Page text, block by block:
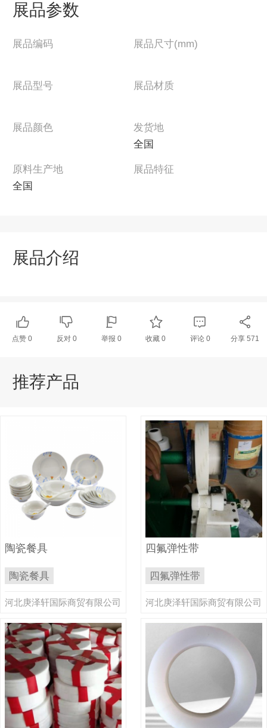
展品参数
展品编码 展品尺寸(mm)
展品型号 展品材质
展品颜色
发货地
全国
原料生产地
全国
展品特征
展品介绍
点赞0 反对 0 举报 0 收藏 0 评论 0 分享 571
推荐产品
陶瓷餐具
陶瓷餐具
河北庚泽轩国际商贸有限公司
四氟弹性带
四氟弹性带
河北庚泽轩国际商贸有限公司